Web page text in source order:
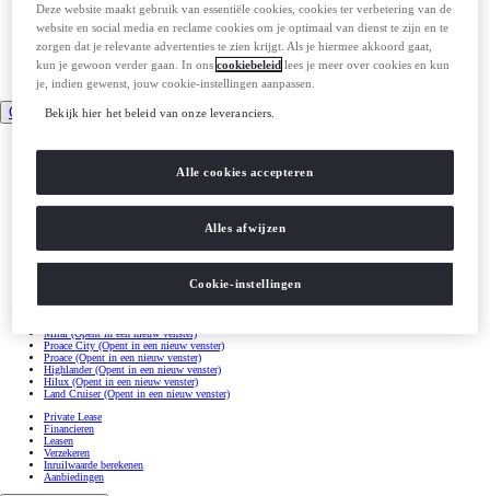
Proace City
Proace
Proace Max
Land Cruiser
Verwachte modellen
Occasions
Aygo X(Opent in een nieuw venster)
(Opent in een nieuw venster)
C-HR(Opent in een nieuw venster)
Prius(Opent in een nieuw venster)
(Opent in een nieuw venster)
Supra(Opent in een nieuw venster)
Mirai(Opent in een nieuw venster)
Proace City (Opent in een nieuw venster)
Proace (Opent in een nieuw venster)
Highlander(Opent in een nieuw venster)
Hilux (Opent in een nieuw venster)
Land Cruiser(Opent in een nieuw venster)
Private Lease
Financieren
Leasen
Verzekeren
Inruilwaarde berekenen
Aanbiedingen
Deze website maakt gebruik van essentiële cookies, cookies ter verbetering van de
website en social media en reclame cookies om je optimaal van dienst te zijn en te
zorgen dat je relevante advertenties te zien krijgt. Als je hiermee akkoord gaat,
kun je gewoon verder gaan. In onscookiebeleid lees je meer over cookies en kun
je, indien gewenst, jouw cookie-instellingen aanpassen.
Bekijk hier het beleid van onze leveranciers.
Cookie-instellingen
Alles afwijzen
Alle cookies accepteren